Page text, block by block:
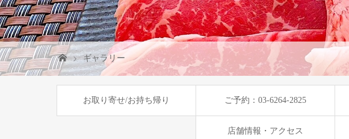
ギャラリー
お取り寄せ/お持ち帰り ご予約：03-6264-2825
店舗情報・アクセス